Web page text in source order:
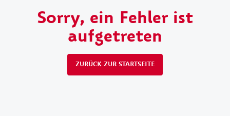
Sorry, ein Fehler ist
aufgetreten
ZURÜCK ZUR STARTSEITE